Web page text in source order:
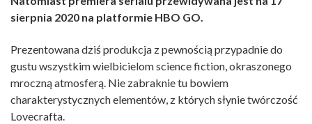
sierpnia 2020 na platformie HBO GO.
Prezentowana dziś produkcja z pewnością przypadnie do
gustu wszystkim wielbicielom science fiction, okraszonego
mroczną atmosferą. Nie zabraknie tu bowiem
charakterystycznych elementów, z których słynie twórczość
Lovecrafta.